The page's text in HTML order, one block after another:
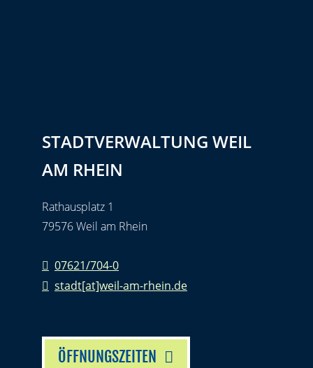
STADTVERWALTUNG WEIL
AM RHEIN
Rathausplatz 1
79576 Weil am Rhein
07621/704-0
stadt[at]weil-am-rhein.de
ÖFFNUNGSZEITEN